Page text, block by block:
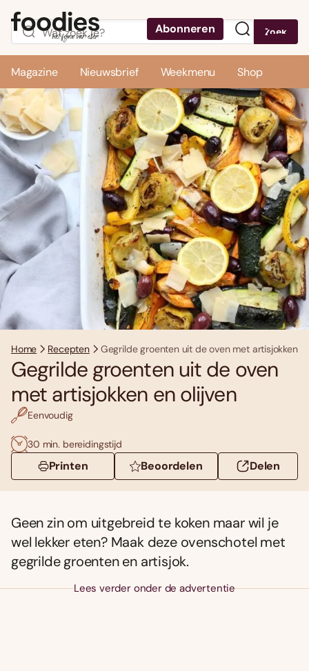
Abonneren Zoek
Magazine Nieuwsbrief Weekmenu Shop
Home Recepten Gegrilde groenten uit de oven met artisjokken
Gegrilde groenten uit de oven
met artisjokken en olijven
Eenvoudig
30 min. bereidingstijd
Printen Beoordelen Delen
Geen zin om uitgebreid te koken maar wil je
wel lekker eten? Maak deze ovenschotel met
gegrilde groenten en artisjok.
Lees verder onder de advertentie